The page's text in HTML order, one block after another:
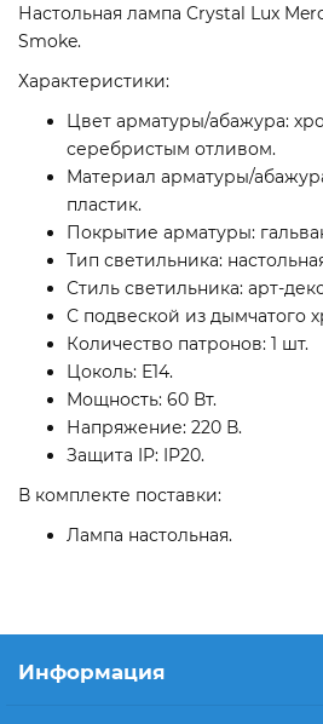
Настольная лампа Crystal Lux
Smoke.
Характеристики:
Цвет арматуры/абажура:
серебристым отливом.
Материал арматуры/
пластик.
Покрытие арматуры:
Тип светильника:
Стиль светильника: арт-
С подвеской из дымчатого
Количество патронов: 1 шт.
Цоколь: Е14.
Мощность: 60 Вт.
Напряжение: 220 В.
Защита IP: IP20.
В комплекте поставки:
Лампа настольная.
Информация